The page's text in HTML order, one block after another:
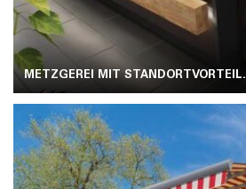
METZGEREI MIT STANDORTVORTEIL.